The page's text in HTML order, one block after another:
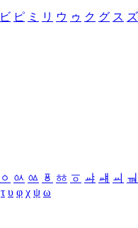
ビ ピ ミ リ ウ ゥ ク グ ス ズ
ㆁ ㆂ ㆃ ㆄ ㆅ ㆆ ㆇ ㆈ ㆉ ㆊ
τ υ φ χ ψ ω